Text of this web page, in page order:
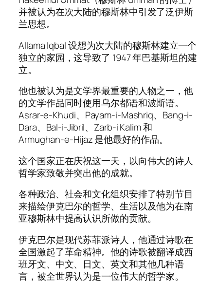
并被认为在次大陆的穆斯林中引发了泛伊斯
兰思想。
Allama Iqbal 设想为次大陆的穆斯林建立一个
独立的家园，这导致了 1947 年巴基斯坦的建
立。
他也被认为是文学界最重要的人物之一，他
的文学作品同时使用乌尔都语和波斯语。
Asrar-e-Khudi、Payam-i-Mashriq、Bang-i-
Dara、Bal-i-Jibril、Zarb-i Kalim 和
Armughan-e-Hijaz 是他最好的作品。
这个国家正在庆祝这一天，以向伟大的诗人
哲学家致敬并突出他的成就。
各种政治、社会和文化组织安排了特别节目
来描绘伊克巴尔的哲学、生活以及他为在南
亚穆斯林中提高认识所做的贡献。
伊克巴尔是现代苏菲派诗人，他通过诗歌在
全国激起了革命精神。他的诗歌被翻译成西
班牙文、中文、日文、英文和其他几种语
言，被全世界认为是一位伟大的哲学家。